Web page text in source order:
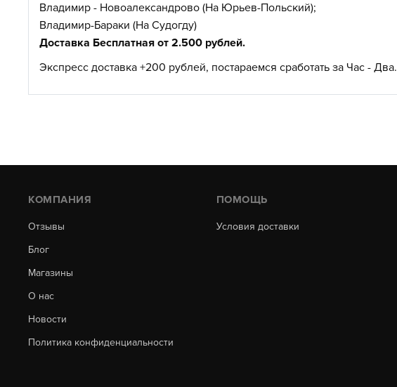
Владимир - Новоалександрово (На Юрьев-Польский);
Владимир-Бараки (На Судогду)
Доставка Бесплатная от 2.500 рублей.
Экспресс доставка +200 рублей, постараемся сработать за Час - Два.
КОМПАНИЯ
Отзывы
Блог
Магазины
О нас
Новости
Политика конфиденциальности
ПОМОЩЬ
Условия доставки